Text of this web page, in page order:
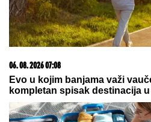
09. 08. 2026 06:26
Da li deca nasleđuju otpornost